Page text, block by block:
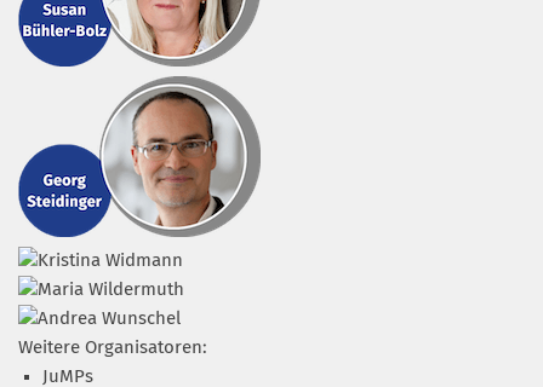
Weitere Organisatoren:
JuMPs